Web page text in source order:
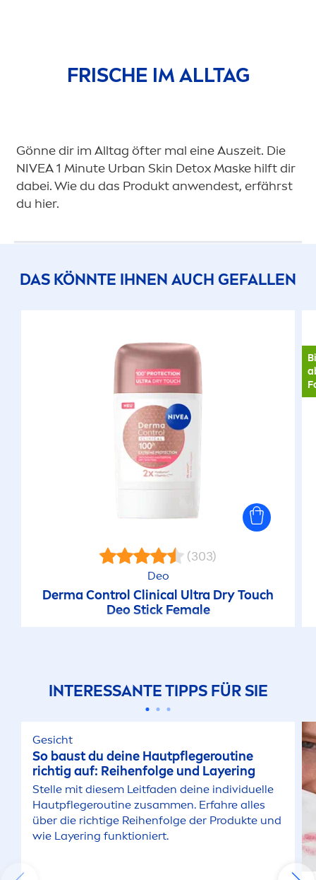
FRISCHE IM ALLTAG
Gönne dir im Alltag öfter mal eine Auszeit. Die
NIVEA1 Minute Urban Skin DetoxMaske hilft dir
dabei. Wie du das Produkt anwendest, erfährst
du hier.
DAS KÖNNTE IHNEN AUCH GEFALLEN
(303)
Deo
Derma Control Clinical Ultra Dry Touch
Deo Stick Female
INTERESSANTE TIPPS FÜR SIE
Gesicht
So baust du deine Hautpflegeroutine
richtig auf: Reihenfolge und Layering
Stelle mit diesem Leitfaden deine individuelle
Hautpflegeroutine zusammen. Erfahre alles
über die richtige Reihenfolge der Produkte und
wie Layering funktioniert.